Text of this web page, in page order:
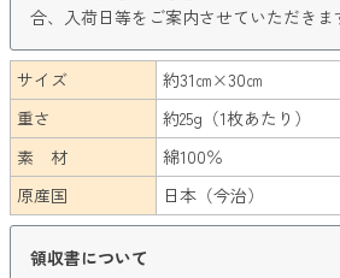
合、入荷日等をご案内させていただきま
サイズ
約‎31㎝×30㎝
重さ
約25g（1枚あたり）
素 材
綿100％
原産国
日本（今治）
領収書について